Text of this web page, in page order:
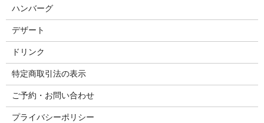
ハンバーグ
デザート
ドリンク
特定商取引法の表示
ご予約・お問い合わせ
プライバシーポリシー